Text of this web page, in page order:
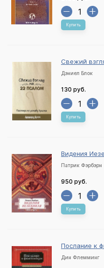
Купить
Свежий
Дэниел Блок
130 руб.
Купить
Видения
Патрик Фэрбэрн
950 руб.
Купить
Послание к
Дин Флемминг